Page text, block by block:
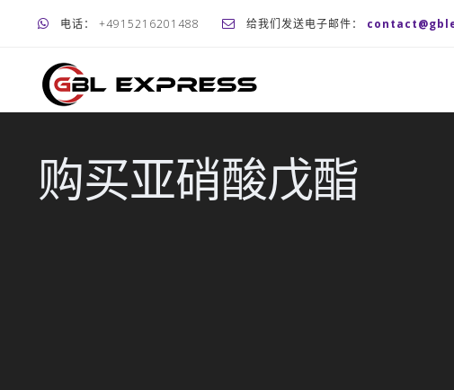
电话： +4915216201488 给我们发送电子邮件：
购买亚硝酸戊酯